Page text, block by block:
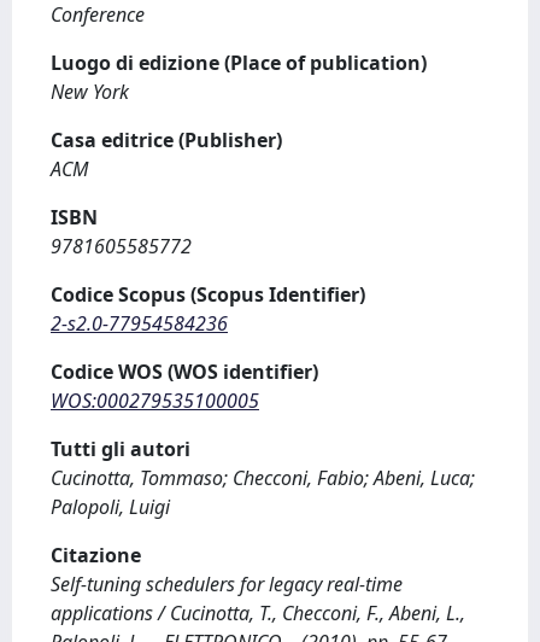
Conference
Luogo di edizione (Place of publication)
New York
Casa editrice (Publisher)
ACM
ISBN
9781605585772
Codice Scopus (Scopus Identifier)
2-s2.0-77954584236
Codice WOS (WOS identifier)
WOS:000279535100005
Tutti gli autori
Cucinotta, Tommaso; Checconi, Fabio; Abeni, Luca;
Palopoli, Luigi
Citazione
Self-tuning schedulers for legacy real-time
applications / Cucinotta, T., Checconi, F., Abeni, L.,